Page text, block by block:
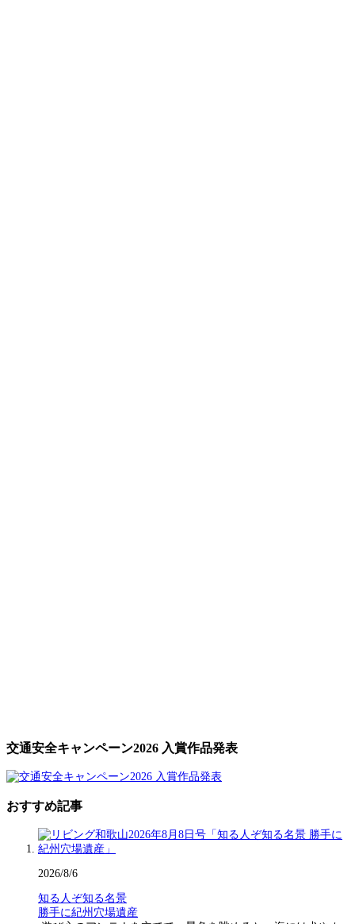
交通安全キャンペーン2026 入賞作品発表
おすすめ記事
2026/8/6
知る人ぞ知る名景
勝手に紀州穴場遺産